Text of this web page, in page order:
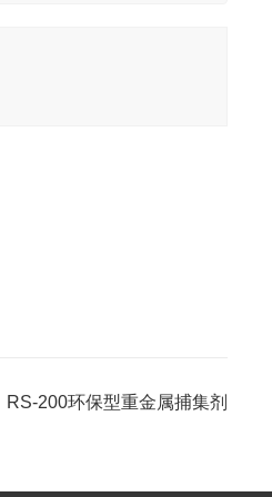
RS-200环保型重金属捕集剂